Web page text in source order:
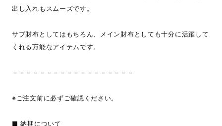
出し入れもスムーズです。
サブ財布としてはもちろん、メイン財布としても十分に活躍して
くれる万能なアイテムです。
－－－－－－－－－－－－－－－－－－
※ご注文前に必ずご確認ください。
■ 納期について